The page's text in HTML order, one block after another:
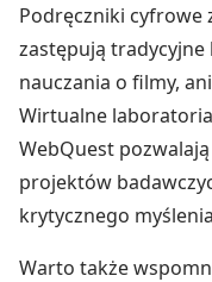
Podręczniki cyfrowe
zastępują tradycyjne
nauczania o filmy,
Wirtualne
WebQuest
projektów
krytycznego
Warto także